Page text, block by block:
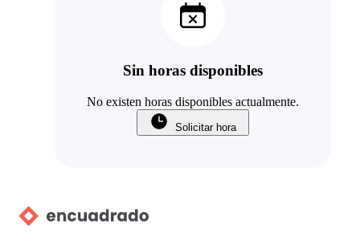
Sin horas disponibles
No existen horas disponibles actualmente.
Solicitar hora